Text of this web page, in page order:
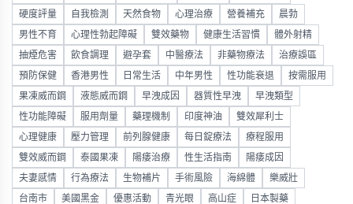
硬度評量 自我檢測 天然食物 心理治療 營養補充 晨勃
男性不育 心理性勃起障礙 雙效藥物 健康生活習慣 體外射精
抽煙危害 飲食調理 避孕套 中醫療法 非藥物療法 治療誤區
預防保健 香港男性 日常生活 中年男性 性功能衰退 按需服用
果凍威而鋼 液態威而鋼 早洩成因 器質性早洩 早洩類型
性功能障礙 服用劑量 藥理機制 印度神油 雙效犀利士
心理健康 壓力管理 前列腺健康 每日錠療法 療程服用
雙效威而鋼 泰國果凍 陽痿治療 性生活指南 陽痿成因
夫妻感情 行為療法 生物補片 手術風險 海綿體 樂威壯
台南市 美國黑金 優惠活動 青光眼 高山症 日本製藥